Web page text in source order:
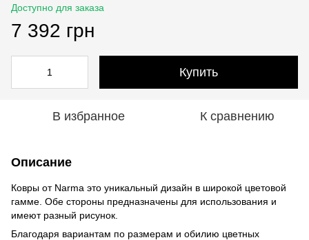
Доступно для заказа
7 392 грн
Купить
В избранное К сравнению
Описание
Ковры от Narma это уникальный дизайн в широкой цветовой
гамме. Обе стороны предназначены для использования и
имеют разный рисунок.
Благодаря вариантам по размерам и обилию цветных